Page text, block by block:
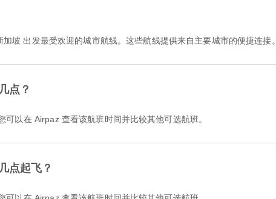
加坡 出发最受欢迎的城市航线。这些航线提供来自主要城市的便捷连接。
点？
以在 Airpaz 查看该航班时间并比较其他可选航班。
点起飞？